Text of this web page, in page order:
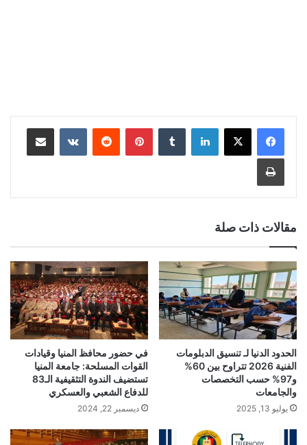
لينكدإن بينتيريست
مقالات ذات صلة
الحدود الدنيا لـ تنسيق الدبلومات
الفنية 2026 تتراوح بين 60%
و97% حسب التخصصات
والجامعات
يوليو 13, 2025
في حضور محافظ المنيا وقيادات
القوات المسلحة: جامعة المنيا
تستضيف الندوة التثقيفية الـ83
للدفاع الشعبي والعسكري
ديسمبر 22, 2024